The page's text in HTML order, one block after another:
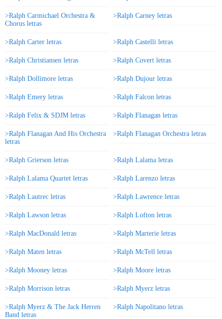
>Ralph Carmichael Orchestra &
Chorus letras
>Ralph Carney letras
>Ralph Carter letras >Ralph Castelli letras
>Ralph Christiansen letras >Ralph Covert letras
>Ralph Dollimore letras >Ralph Dujour letras
>Ralph Emery letras >Ralph Falcon letras
>Ralph Felix & SDJM letras >Ralph Flanagan letras
>Ralph Flanagan And His Orchestra
letras
>Ralph Flanagan Orchestra letras
>Ralph Grierson letras >Ralph Lalama letras
>Ralph Lalama Quartet letras >Ralph Larenzo letras
>Ralph Lautrec letras >Ralph Lawrence letras
>Ralph Lawson letras >Ralph Lofton letras
>Ralph MacDonald letras >Ralph Marterie letras
>Ralph Maten letras >Ralph McTell letras
>Ralph Mooney letras >Ralph Moore letras
>Ralph Morrison letras >Ralph Myerz letras
>Ralph Myerz & The Jack Herren
Band letras
>Ralph Napolitano letras